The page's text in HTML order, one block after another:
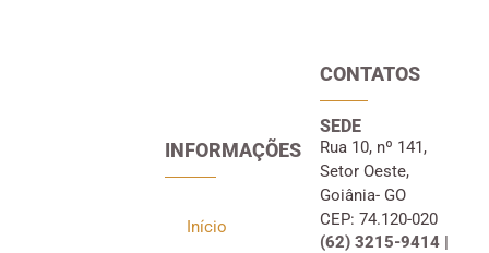
INFORMAÇÕES
Início
CONTATOS
SEDE
Rua 10, nº 141,
Setor Oeste,
Goiânia- GO
CEP: 74.120-020
(62) 3215-9414 |